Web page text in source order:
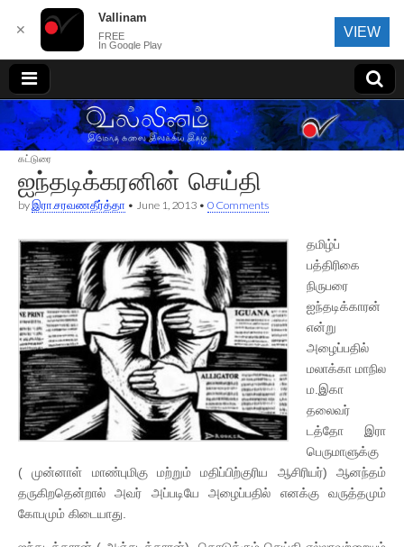
வல்லினம்
கட்டுரை
ஐந்தடிக்கரனின் செய்தி
byஇரா.சரவணதீர்த்தா • June 1, 2013 • 0 Comments
தமிழ்ப்
பத்திரிகை
நிருபரை
ஐந்தடிக்காரன்
என்று
அழைப்பதில்
மலாக்கா மாநில
ம.இகா
தலைவர்
டத்தோ இரா
பெருமாளுக்கு
( முன்னாள் மாண்புமிகு மற்றும் மதிப்பிற்குரிய ஆசிரியர்) ஆனந்தம்
தருகிறதென்றால் அவர் அப்படியே அழைப்பதில் எனக்கு வருத்தமும்
கோபமும் கிடையாது.
✕
Vallinam
FREE
In Google Play
VIEW